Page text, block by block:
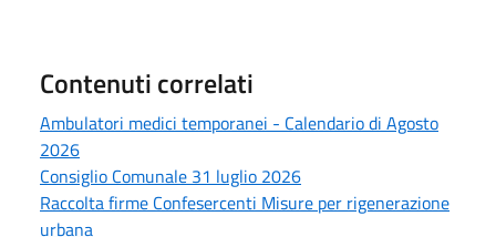
Contenuti correlati
Ambulatori medici temporanei - Calendario di Agosto
2026
Consiglio Comunale 31 luglio 2026
Raccolta firme Confesercenti Misure per rigenerazione
urbana